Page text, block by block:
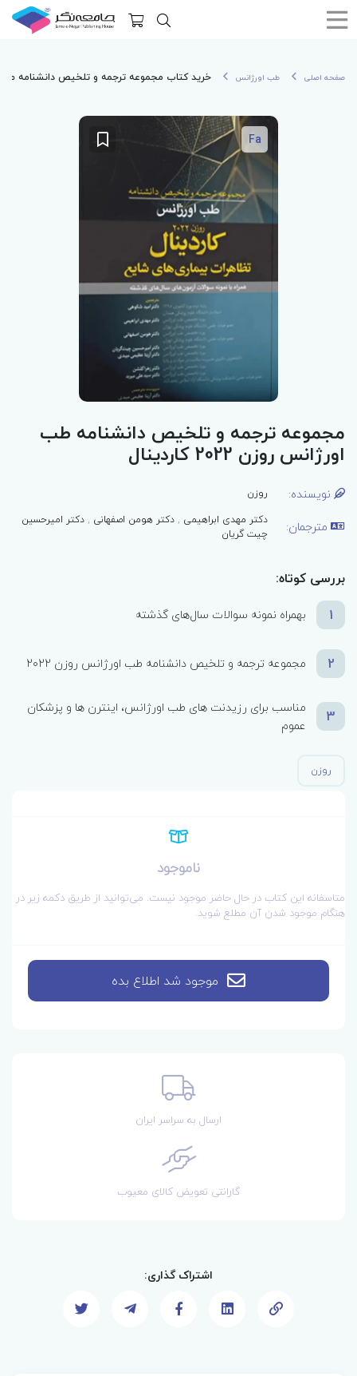
صفحه اصلی طب اورژانس خرید کتاب مجموعه ترجمه و تلخیص دانشنامه طب اورژانس
Fa
مجموعه ترجمه و تلخیص دانشنامه طب
اورژانس روزن 2022 کاردینال
نویسنده: روزن
مترجمان: دکتر مهدی ابراهیمی ,دکتر هومن اصفهانی ,دکتر امیرحسین
چیت گریان
بررسی کوتاه:
1
بهمراه نمونه سوالات سال‌های گذشته
2 مجموعه ترجمه و تلخیص دانشنامه طب اورژانس روزن 2022
3
مناسب برای رزیدنت‌ های طب اورژانس، اینترن‌ ها و پزشکان
عموم
روزن
ناموجود
متاسفانه این کتاب در حال حاضر موجود نیست. می‌توانید از طریق دکمه زیر در
هنگام موجود شدن آن مطلع شوید.
موجود شد اطلاع بده
ارسال به سراسر ایران
گارانتی تعویض کالای معیوب
اشتراک گذاری: